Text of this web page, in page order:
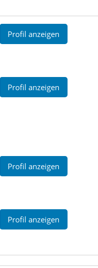
Profil anzeigen
Profil anzeigen
Profil anzeigen
Profil anzeigen